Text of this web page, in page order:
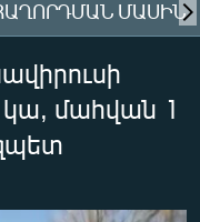
ՄԱՍԻՆ
մահվան 1